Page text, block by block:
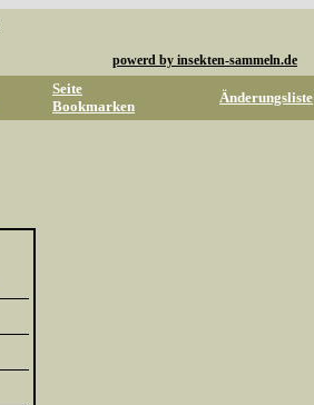
powerd by insekten-sammeln.de
Seite
Bookmarken
Änderungsliste